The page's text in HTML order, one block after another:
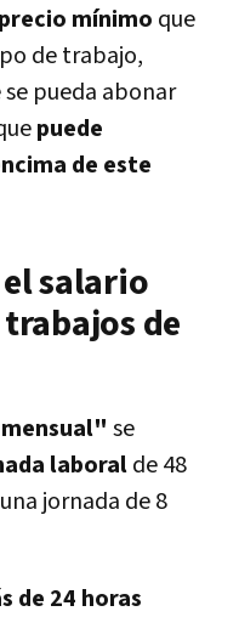
precio mínimo que
de trabajo,
pueda abonar
puede
de este
el salario
de
se
laboralde 48
jornada de 8
de 24 horas